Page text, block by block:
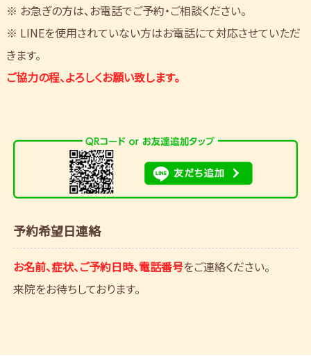
※ お急ぎの方は、お電話でご予約・ご相談ください。
※ LINEを使用されていない方はお電話にて対応させていただ
きます。
ご協力の程、よろしくお願い致します。
予約希望日連絡
お名前、症状、ご予約日時、電話番号をご連絡ください。
来院をお待ちしております。